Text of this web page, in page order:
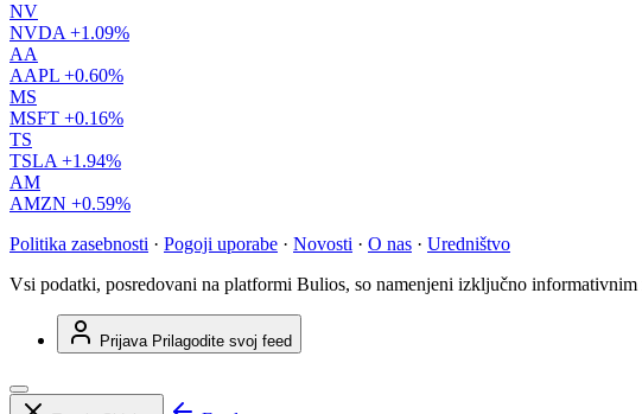
NV
NVDA +1.09%
AA
AAPL +0.60%
MS
MSFT +0.16%
TS
TSLA +1.94%
AM
AMZN +0.59%
Politika zasebnosti · Pogoji uporabe · Novosti · O nas · Uredništvo
Vsi podatki, posredovani na platformi Bulios, so namenjeni izključno
Prijava Prilagodite svoj feed